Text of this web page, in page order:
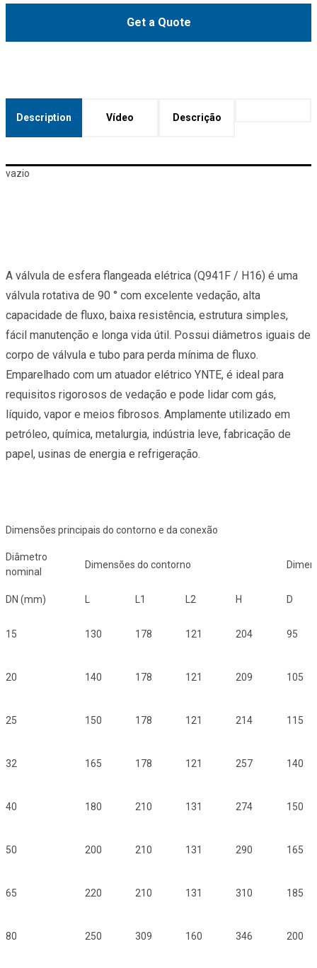
Get a Quote
Description Vídeo Descrição
vazio
A válvula de esfera flangeada elétrica (Q941F / H16) é uma
válvula rotativa de 90 ° com excelente vedação, alta
capacidade de fluxo, baixa resistência, estrutura simples,
fácil manutenção e longa vida útil. Possui diâmetros iguais de
corpo de válvula e tubo para perda mínima de fluxo.
Emparelhado com um atuador elétrico YNTE, é ideal para
requisitos rigorosos de vedação e pode lidar com gás,
líquido, vapor e meios fibrosos. Amplamente utilizado em
petróleo, química, metalurgia, indústria leve, fabricação de
papel, usinas de energia e refrigeração.
Dimensões principais do contorno e da conexão
Diâmetro
nominal
Dimensões do contorno
DN (mm) L1 L2 H D
15 130 178 121 204 95
20 140 178 121 209 105
25 150 178 121 214 115
32 165 178 121 257 140
40 180 210 131 274 150
50 200 210 131 290 165
65 220 210 131 310 185
80 250 309 160 346 200